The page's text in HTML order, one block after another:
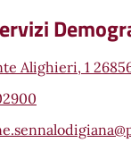
Alighieri, 1